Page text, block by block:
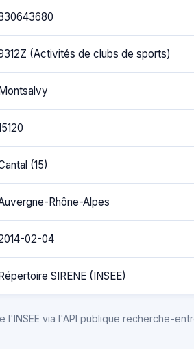
(Activités de clubs de sports)
(15)
Rhône-Alpes
02-04
SIRENE (INSEE)
l'INSEE via l'API publique recherche-